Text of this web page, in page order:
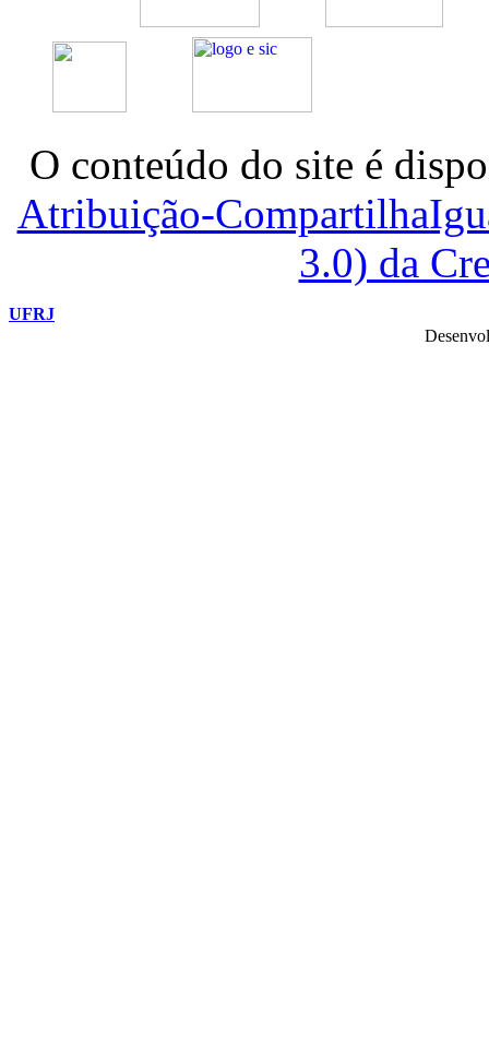
O conteúdo do site é
Atribuição-
3.0) da
UFRJ